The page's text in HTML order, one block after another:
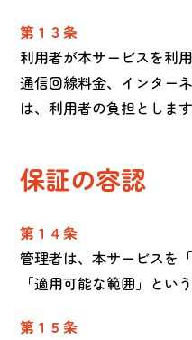
第１３条
利用者が本サービスを利
通信回線料金、インター
は、利用者の負担とします
保証の容認
第１４条
管理者は、本サービスを
「適用可能な範囲」とい
第１５条